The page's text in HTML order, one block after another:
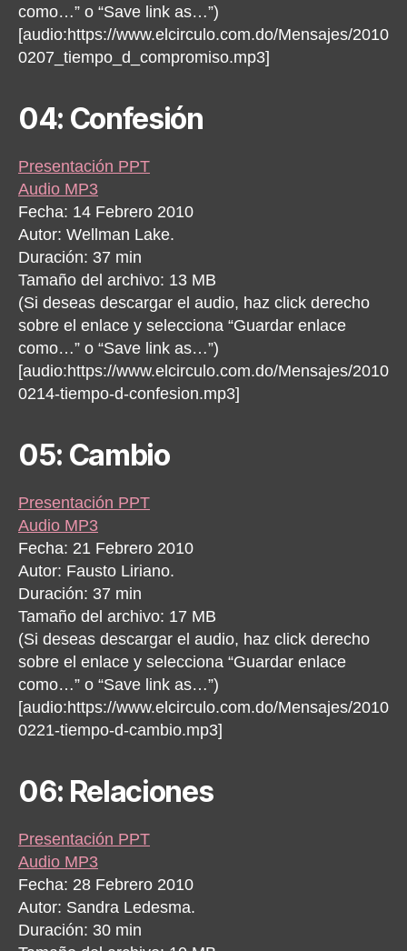
como…” o “Save link as…”)
[audio:https://www.elcirculo.com.do/Mensajes/2010
0207_tiempo_d_compromiso.mp3]
04: Confesión
Presentación PPT
Audio MP3
Fecha: 14 Febrero 2010
Autor: Wellman Lake.
Duración: 37 min
Tamaño del archivo: 13 MB
(Si deseas descargar el audio, haz click derecho
sobre el enlace y selecciona “Guardar enlace
como…” o “Save link as…”)
[audio:https://www.elcirculo.com.do/Mensajes/2010
0214-tiempo-d-confesion.mp3]
05: Cambio
Presentación PPT
Audio MP3
Fecha: 21 Febrero 2010
Autor: Fausto Liriano.
Duración: 37 min
Tamaño del archivo: 17 MB
(Si deseas descargar el audio, haz click derecho
sobre el enlace y selecciona “Guardar enlace
como…” o “Save link as…”)
[audio:https://www.elcirculo.com.do/Mensajes/2010
0221-tiempo-d-cambio.mp3]
06: Relaciones
Presentación PPT
Audio MP3
Fecha: 28 Febrero 2010
Autor: Sandra Ledesma.
Duración: 30 min